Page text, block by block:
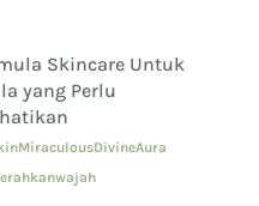
Skincare Untuk
yang Perlu